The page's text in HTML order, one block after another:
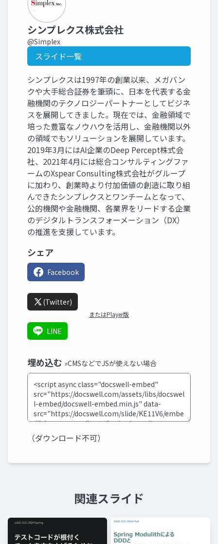
シンプレクス株式会社
@Simplex
スライド一覧
シンプレクスは1997年の創業以来、メガバン
クや大手総合証券を筆頭に、日本を代表する金
融機関のテクノロジーパートナーとしてビジネ
スを展開してきました。現在では、金融領域で
培った豊富なノウハウを活用し、金融機関以外
の領域でもソリューションを展開しています。
2019年3月にはAI企業のDeep Percept株式会
社、2021年4月には総合コンサルティングファ
ームのXspear Consulting株式会社がグループ
に加わり、創業時より付加価値の創造に取り組
んできたシンプレクスとワンチームとなって、
公的機関や金融機関、各業界をリードする企業
のデジタルトランスフォーメーション（DX）
の推進を支援しています。
シェア
Facebook
(Twitter)
またはPlayer版
LINE
埋め込む »CMSなどでJSが使えない場合
（ダウンロード不可）
関連スライド